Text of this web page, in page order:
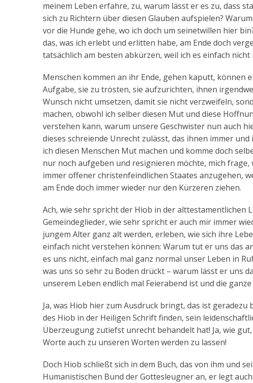
meinem Leben erfahre, zu, warum lässt er es zu, dass
sich zu Richtern über diesen Glauben aufspielen?
vor die Hunde gehe, wo ich doch um seinetwillen hier
das, was ich erlebt und erlitten habe, am Ende doch
tatsächlich am besten abkürzen, weil ich es einfach
Menschen kommen an ihr Ende, gehen kaputt, können
Aufgabe, sie zu trösten, sie aufzurichten, ihnen
Wunsch nicht umsetzen, damit sie nicht verzweifeln,
machen, obwohl ich selber diesen Mut und diese
verstehen kann, warum unsere Geschwister nun auch
dieses schreiende Unrecht zulässt, das ihnen immer
ich diesen Menschen Mut machen und komme doch
nur noch aufgeben und resignieren möchte, mich
immer offener christenfeindlichen Staates anzugehen,
am Ende doch immer wieder nur den Kürzeren ziehen.
Ach, wie sehr spricht der Hiob in der alttestamentlichen
Gemeindeglieder, wie sehr spricht er auch mir immer
jungem Alter ganz alt werden, erleben, wie sich ihre
einfach nicht verstehen können: Warum tut er uns das
es uns nicht, einfach mal ganz normal unser Leben in
was uns so sehr zu Boden drückt – warum lässt er uns
unserem Leben endlich mal Feierabend ist und die
Ja, was Hiob hier zum Ausdruck bringt, das ist geradezu
des Hiob in der Heiligen Schrift finden, sein
Überzeugung zutiefst unrecht behandelt hat! Ja, wie
Worte auch zu unseren Worten werden zu lassen!
Doch Hiob schließt sich in dem Buch, das von ihm und
Humanistischen Bund der Gottesleugner an, er legt